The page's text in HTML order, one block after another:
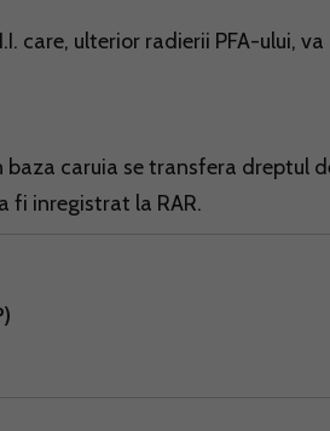
care, ulterior radierii PFA-ului,
caruia se transfera dreptul
fi inregistrat la RAR.